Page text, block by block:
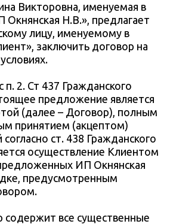
Викторовна, именуемая в
Н.В.», предлагает
лицу, именуемому в
заключить договор на
п. 2. Ст 437 Гражданского
предложение является
(далее – Договор), полным
принятием (акцептом)
ст. 438 Гражданского
осуществление Клиентом
ИП Окнянская
предусмотренным
все существенные